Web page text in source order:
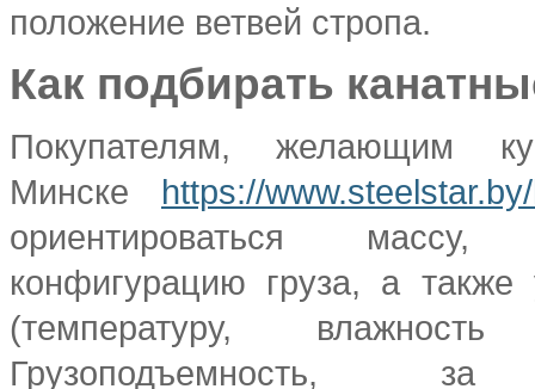
положение ветвей стропа.
Как подбирать
Покупателям, желающим
Минске https://
ориентироваться
конфигурацию груза, а также
(температуру,
Грузоподъемность, за